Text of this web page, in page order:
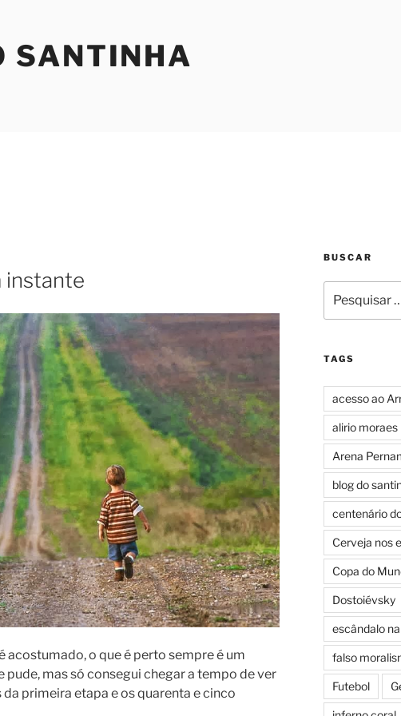
SANTINHA
instante
acostumado, o que é perto sempre é um
pude, mas só consegui chegar a tempo de ver
primeira etapa e os quarenta e cinco
BUSCAR
por:
TAGS
acesso ao
alirio moraes
Arena
blog do
centenário
Cerveja nos
Copa do
Dostoiévsky
escândalo
falso
Futebol